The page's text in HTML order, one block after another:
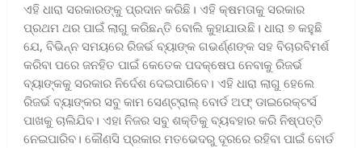
ଏହି ଧାରା ସରକାରଙ୍କୁ ପ୍ରଦାନ କରିଛି। ଏହି କ୍ଷମତାକୁ ସରକାର
ପ୍ରଥମ ଥର ପାଇଁ ଲାଗୁ କରିଛନ୍ତି ବୋଲି କୁହାଯାଉଛି। ଧାରା ୭ କହୁଛି
ଯେ, ବିଭିନ୍ନ ସମୟରେ ରିଜର୍ଭ ବ୍ୟାଙ୍କ ଗଭର୍ଣ୍ଣଙ୍କ ସହ ବିଚାରବିମର୍ଶ
କରିବା ପରେ ଜନହିତ ପାଇଁ କେତେକ ପଦକ୍ଷେପ ନେବାକୁ ରିଜର୍ଭ
ବ୍ୟାଙ୍କକୁ ସରକାର ନିର୍ଦେଶ ଦେଇପାରିବେ। ଏହି ଧାରା ଲାଗୁ ହେଲେ
ରିଜର୍ଭ ବ୍ୟାଙ୍କର ସବୁ କାମ ସେଣ୍ଟ୍ରାଲ୍ ବୋର୍ଡ ଅଫ୍‌ ଡାଇରେକ୍ଟର୍ସ
ପାଖକୁ ଚାଲିଯିବ। ଏହା ନିଜର ସବୁ ଶକ୍ତିକୁ ବ୍ୟବହାର କରି ନିଷ୍ପତ୍ତି
ନେଇପାରିବ। କୌଣସି ପ୍ରକାର ମତଭେଦରୁ ଦୂରରେ ରହିବା ପାଇଁ ବୋର୍ଡ